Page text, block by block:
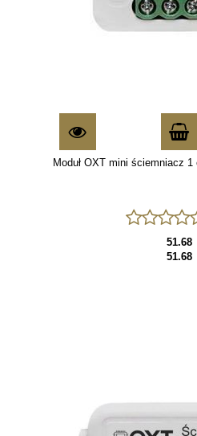
Moduł OXT mini ściemniacz
51.68
51.68